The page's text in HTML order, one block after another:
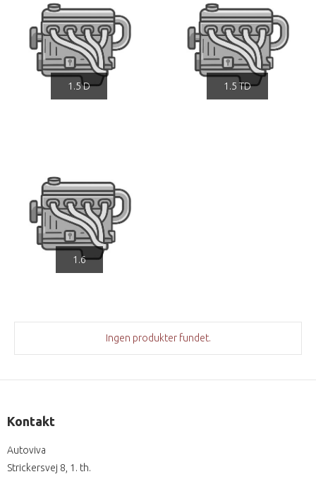
1.5 D 1.5 TD
1.6
Ingen produkter fundet.
Kontakt
Autoviva
Strickersvej 8, 1. th.